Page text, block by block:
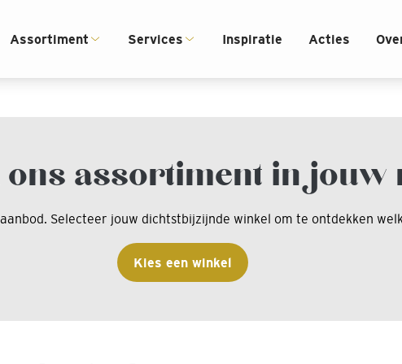
Assortiment Services Inspiratie Acties
ons assortiment in jouw
Selecteer jouw dichtstbijzijnde winkel om te ontdekken
Kies een winkel